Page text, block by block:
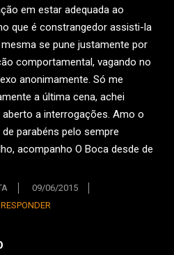
em estar adequada ao
que é constrangedor assisti-la
se pune justamente por
comportamental, vagando no
anonimamente. Só me
a última cena, achei
a interrogações. Amo o
parabéns pelo sempre
acompanho O Boca desde de
09/06/2015
RESPONDER